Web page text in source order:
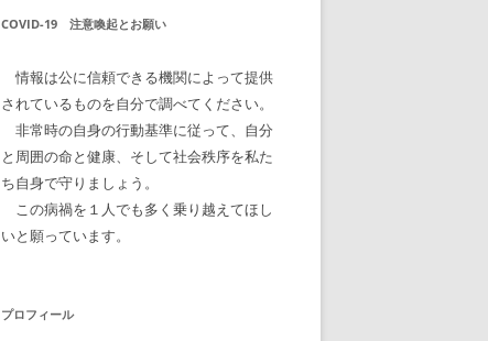
COVID-19 注意喚起とお願い
情報は公に信頼できる機関によって提供
されているものを自分で調べてください。
非常時の自身の行動基準に従って、自分
と周囲の命と健康、そして社会秩序を私た
ち自身で守りましょう。
この病禍を１人でも多く乗り越えてほし
いと願っています。
プロフィール